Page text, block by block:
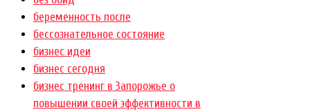
беременность после
бессознательное состояние
бизнес идеи
бизнес сегодня
бизнес тренинг в Запорожье о
повышении своей эффективности в